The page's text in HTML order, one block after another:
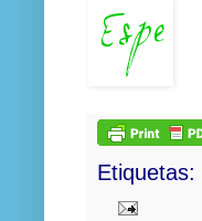
Etiquetas: